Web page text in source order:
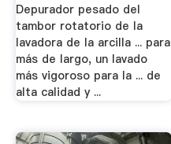
Depurador pesado del
tambor rotatorio de la
lavadora de la arcilla ... para
más de largo, un lavado
más vigoroso para la ... de
alta calidad y ...